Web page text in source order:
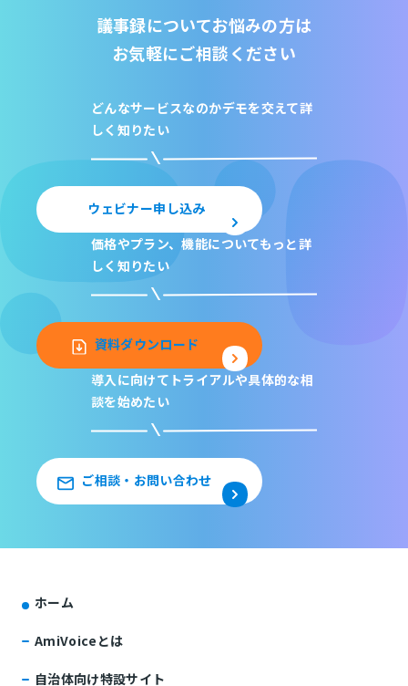
議事録についてお悩みの方は
お気軽にご相談ください
どんなサービスなのかデモを交えて詳
しく知りたい
ウェビナー申し込み
価格やプラン、機能についてもっと詳
しく知りたい
資料ダウンロード
導入に向けてトライアルや具体的な相
談を始めたい
ご相談・お問い合わせ
ホーム
AmiVoiceとは
自治体向け特設サイト